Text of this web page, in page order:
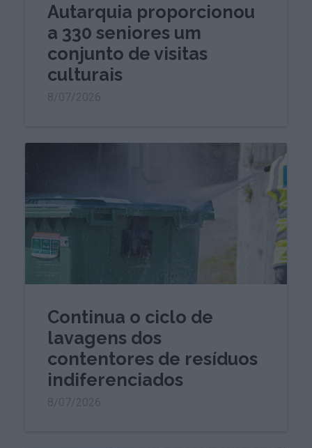
Autarquia proporcionou
a 330 seniores um
conjunto de visitas
culturais
Continua o ciclo de
lavagens dos
contentores de resíduos
indiferenciados